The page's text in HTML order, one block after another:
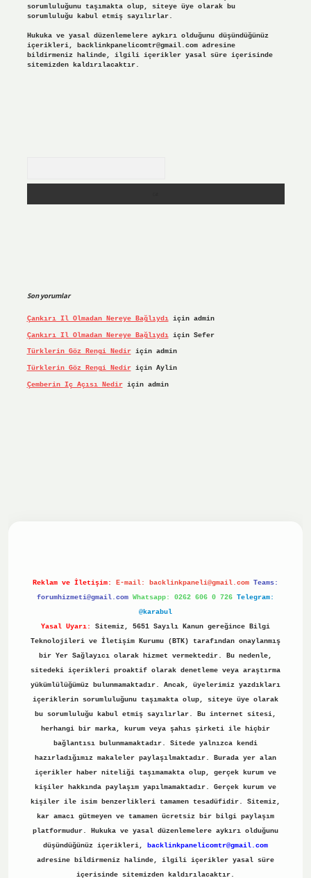
sorumluluğunu taşımakta olup, siteye üye olarak bu
sorumluluğu kabul etmiş sayılırlar.
Hukuka ve yasal düzenlemelere aykırı olduğunu düşündüğünüz
içerikleri, backlinkpanelicomtr@gmail.comadresine
bildirmeniz halinde, ilgili içerikler yasal süre içerisinde
sitemizden kaldırılacaktır.
Son yorumlar
Çankırı Il Olmadan Nereye Bağlıydıiçin admin
Çankırı Il Olmadan Nereye Bağlıydıiçin Sefer
Türklerin Göz Rengi Nediriçin admin
Türklerin Göz Rengi Nediriçin Aylin
Çemberin Iç Açısı Nediriçin admin
Reklam ve İletişim: E-mail: backlinkpaneli@gmail.com Teams:
forumhizmeti@gmail.com Whatsapp: 0262 606 0 726 Telegram:
@karabul
Yasal Uyarı:
Sitemiz, 5651 Sayılı Kanun gereğince Bilgi
Teknolojileri ve İletişim Kurumu (BTK) tarafından onaylanmış
bir Yer Sağlayıcı olarak hizmet vermektedir. Bu nedenle,
sitedeki içerikleri proaktif olarak denetleme veya araştırma
yükümlülüğümüz bulunmamaktadır. Ancak, üyelerimiz yazdıkları
içeriklerin sorumluluğunu taşımakta olup, siteye üye olarak
bu sorumluluğu kabul etmiş sayılırlar. Bu internet sitesi,
herhangi bir marka, kurum veya şahıs şirketi ile hiçbir
bağlantısı bulunmamaktadır. Sitede yalnızca kendi
hazırladığımız makaleler paylaşılmaktadır. Burada yer alan
içerikler haber niteliği taşımamakta olup, gerçek kurum ve
kişiler hakkında paylaşım yapılmamaktadır. Gerçek kurum ve
kişiler ile isim benzerlikleri tamamen tesadüfidir. Sitemiz,
kar amacı gütmeyen ve tamamen ücretsiz bir bilgi paylaşım
platformudur. Hukuka ve yasal düzenlemelere aykırı olduğunu
düşündüğünüz içerikleri,
backlinkpanelicomtr@gmail.com
adresine bildirmeniz halinde, ilgili içerikler yasal süre
içerisinde sitemizden kaldırılacaktır.